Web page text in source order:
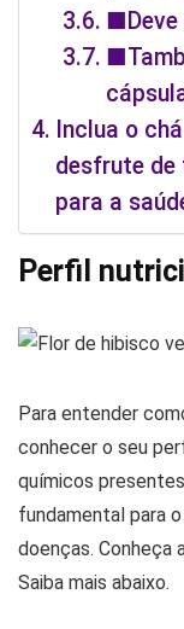
■Deve
Inclua o
desfrute de
para a
Perfil
Para entender
conhecer o seu
químicos
fundamental para
doenças. Conheça
Saiba mais abaixo.